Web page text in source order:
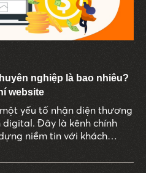
nghiệp là bao nhiêu?
website
yếu tố nhận diện thương
Đây là kênh chính
niềm tin với khách